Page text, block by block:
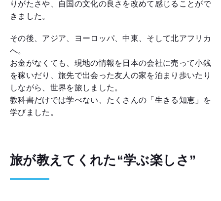
りがたさや、自国の文化の良さを改めて感じることがで
きました。
その後、アジア、ヨーロッパ、中東、そして北アフリカ
へ。
お金がなくても、現地の情報を日本の会社に売って小銭
を稼いだり、旅先で出会った友人の家を泊まり歩いたり
しながら、世界を旅しました。
教科書だけでは学べない、たくさんの「生きる知恵」を
学びました。
旅が教えてくれた“学ぶ楽しさ”